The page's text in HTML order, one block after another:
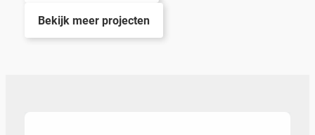
Bekijk meer projecten